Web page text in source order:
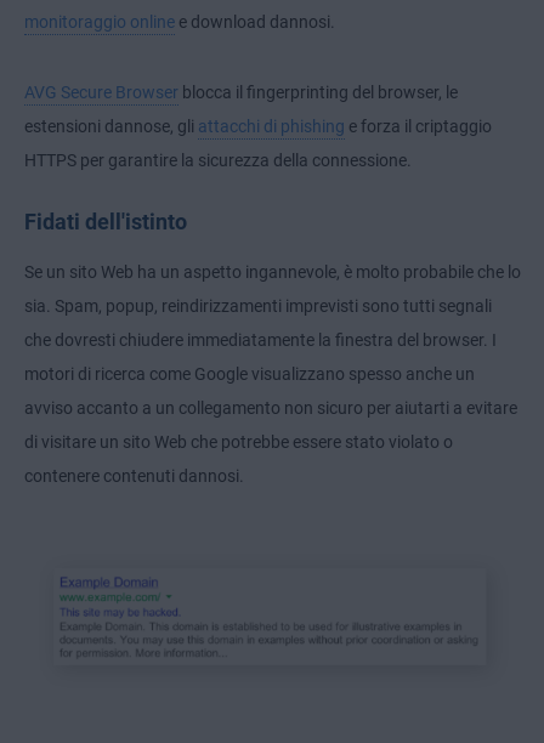
monitoraggio online e download dannosi.
AVG Secure Browser blocca il fingerprinting del browser, le
estensioni dannose, gli attacchi di phishing e forza il criptaggio
HTTPS per garantire la sicurezza della connessione.
Fidati dell'istinto
Se un sito Web ha un aspetto ingannevole, è molto probabile che lo
sia. Spam, popup, reindirizzamenti imprevisti sono tutti segnali
che dovresti chiudere immediatamente la finestra del browser. I
motori di ricerca come Google visualizzano spesso anche un
avviso accanto a un collegamento non sicuro per aiutarti a evitare
di visitare un sito Web che potrebbe essere stato violato o
contenere contenuti dannosi.